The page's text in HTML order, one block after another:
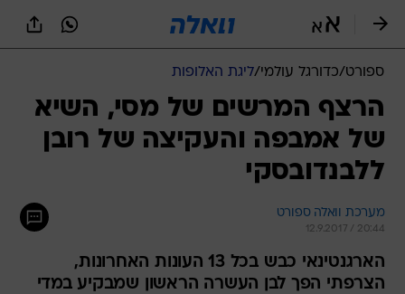
ספורט/כדורגל עולמי/ליגת האלופות
הרצף המרשים של מסי, השיא
של אמבפה והעקיצה של רובן
ללבנדובסקי
מערכת וואלה ספורט
12.9.2017 / 20:44
הארגנטינאי כבש בכל 13 העונות האחרונות,
הצרפתי הפך לבן העשרה הראשון שמבקיע במדי